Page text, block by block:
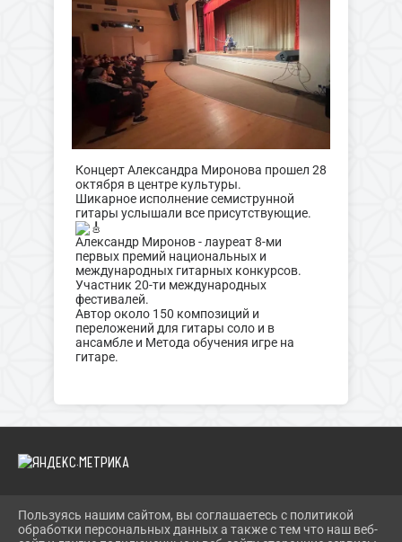
Концерт Александра Миронова прошел 28
октября в центре культуры.
Шикарное исполнение семиструнной
гитары услышали все присутствующие.
Александр Миронов - лауреат 8-ми
первых премий национальных и
международных гитарных конкурсов.
Участник 20-ти международных
фестивалей.
Автор около 150 композиций и
переложений для гитары соло и в
ансамбле и Метода обучения игре на
гитаре.
2026 Г. PECHORY-RCK.RU
ВХОД
Пользуясь нашим сайтом, вы соглашаетесь с политикой
обработки персональных данных а также с тем что наш веб-